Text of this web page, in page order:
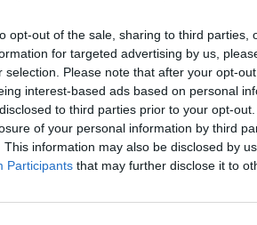
opt-out of the sale, sharing to third parties,
for targeted advertising by us,
selection. Please note that after your opt-
interest-based ads based on personal
to third parties prior to your opt-
of your personal information by third
This information may also be disclosed by
Participants that may further disclose it to
130.000 το 2023), καθώς και στις
επιχειρήσεις για να
από τα 10 λίτρα ανά άτομο
Η παραγωγή